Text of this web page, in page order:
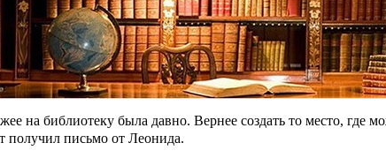
на библиотеку была давно. Вернее создать то место, где
получил письмо от Леонида.